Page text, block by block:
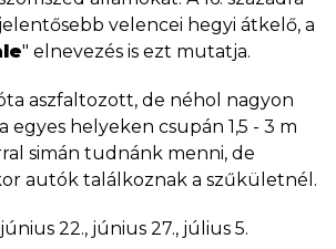
velencei hegyi átkelő, a
" elnevezés is ezt mutatja.
aszfaltozott, de néhol nagyon
egyes helyeken csupán 1,5 - 3 m
simán tudnánk menni, de
autók találkoznak a szűkületnél.
22., június 27., július 5.